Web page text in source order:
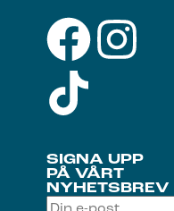
SIGNA UPP
PÅ VÅRT
NYHETSBREV